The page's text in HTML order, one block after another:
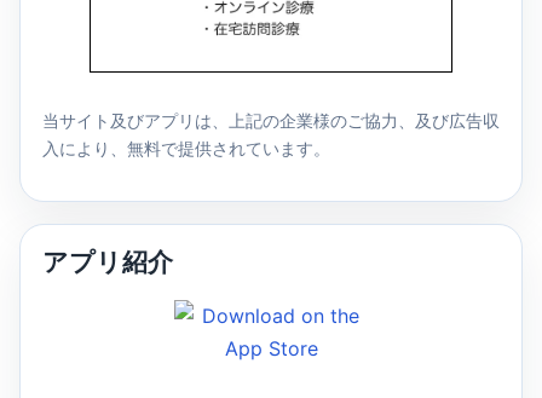
当サイト及びアプリは、上記の企業様のご協力、及び広告収
入により、無料で提供されています。
アプリ紹介